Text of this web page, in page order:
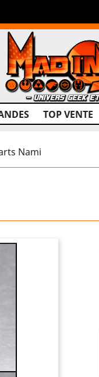
TOP VENTE
Nami